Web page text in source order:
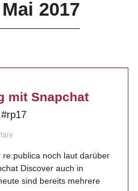
2017
mit Snapchat
noch laut darüber
Discover auch in
sind bereits mehrere